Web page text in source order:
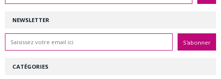
NEWSLETTER
CATÉGORIES